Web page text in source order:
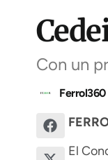
Con un
Ferrol360
El